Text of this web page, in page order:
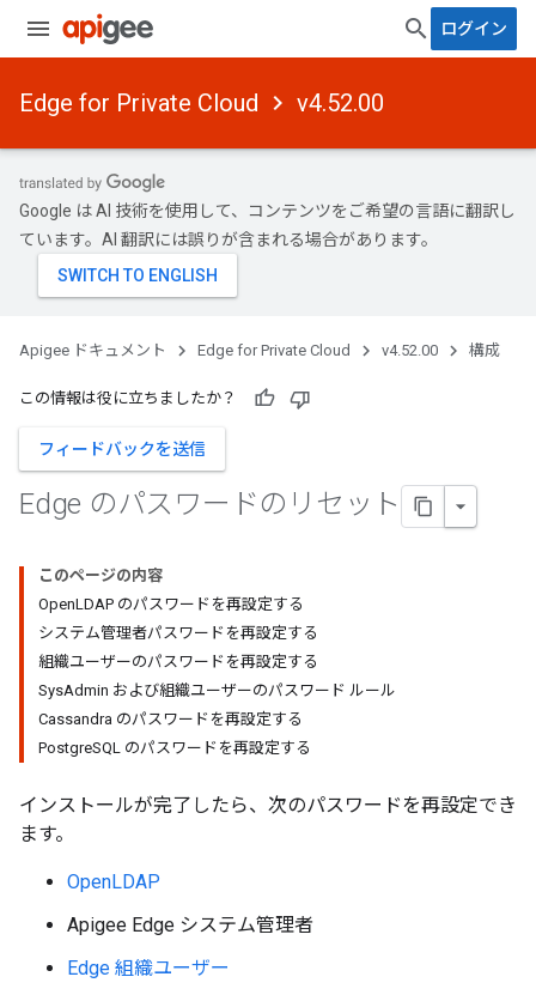
ログイン
Edge for Private Cloud v4.52.00
Google は AI 技術を使用して、コンテンツをご希望の言語に翻訳し
ています。AI 翻訳には誤りが含まれる場合があります。
Apigee ドキュメント Edge for Private Cloud v4.52.00 構成
この情報は役に立ちましたか？
フィードバックを送信
Edge のパスワードのリセット
このページの内容
OpenLDAP のパスワードを再設定する
システム管理者パスワードを再設定する
組織ユーザーのパスワードを再設定する
SysAdmin および組織ユーザーのパスワード ルール
Cassandra のパスワードを再設定する
PostgreSQL のパスワードを再設定する
インストールが完了したら、次のパスワードを再設定でき
ます。
OpenLDAP
Apigee Edge システム管理者
Edge 組織ユーザー